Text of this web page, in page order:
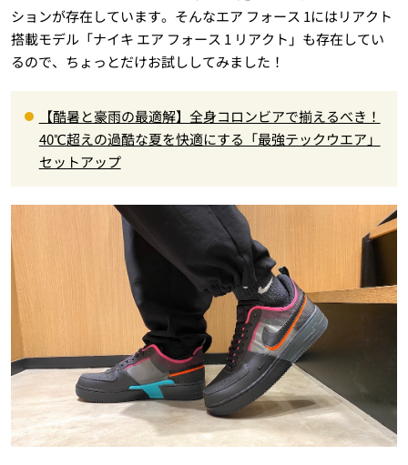
ションが存在しています。そんなエア フォース 1にはリアクト
搭載モデル「ナイキ エア フォース 1 リアクト」も存在してい
るので、ちょっとだけお試ししてみました！
【酷暑と豪雨の最適解】全身コロンビアで揃えるべき！
40℃超えの過酷な夏を快適にする「最強テックウエア」
セットアップ